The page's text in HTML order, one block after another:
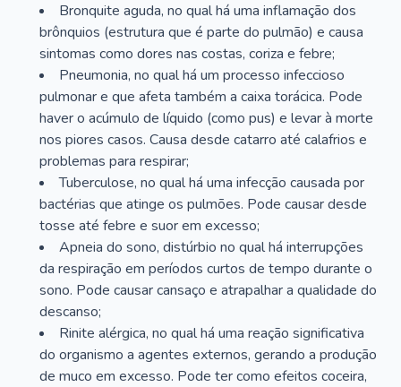
Bronquite aguda, no qual há uma inflamação dos
brônquios (estrutura que é parte do pulmão) e causa
sintomas como dores nas costas, coriza e febre;
Pneumonia, no qual há um processo infeccioso
pulmonar e que afeta também a caixa torácica. Pode
haver o acúmulo de líquido (como pus) e levar à morte
nos piores casos. Causa desde catarro até calafrios e
problemas para respirar;
Tuberculose, no qual há uma infecção causada por
bactérias que atinge os pulmões. Pode causar desde
tosse até febre e suor em excesso;
Apneia do sono, distúrbio no qual há interrupções
da respiração em períodos curtos de tempo durante o
sono. Pode causar cansaço e atrapalhar a qualidade do
descanso;
Rinite alérgica, no qual há uma reação significativa
do organismo a agentes externos, gerando a produção
de muco em excesso. Pode ter como efeitos coceira,